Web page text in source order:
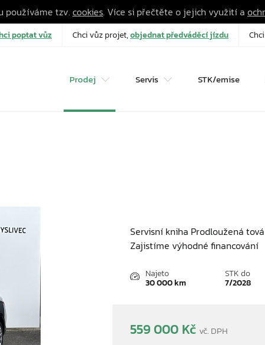
používáme tzv. cookies. Více si přečtěte o jejich využití a
poptat vůz Chci vůz projet,objednat předváděcí jízdu
Prodej Servis STK/emise
Načítám obrázek
Servisní kniha Prodloužená
Zajistíme výhodné financování
Najeto
30 000 km
STK do
7/2028
559 000 Kč vč. DPH